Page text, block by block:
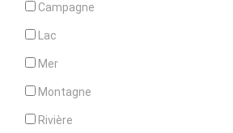
Campagne
Lac
Mer
Montagne
Rivière